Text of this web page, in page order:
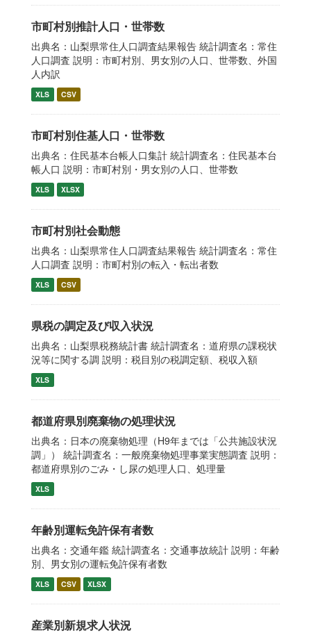
市町村別推計人口・世帯数
出典名：山梨県常住人口調査結果報告 統計調査名：常住
人口調査 説明：市町村別、男女別の人口、世帯数、外国
人内訳
XLS CSV
市町村別住基人口・世帯数
出典名：住民基本台帳人口集計 統計調査名：住民基本台
帳人口 説明：市町村別・男女別の人口、世帯数
XLS XLSX
市町村別社会動態
出典名：山梨県常住人口調査結果報告 統計調査名：常住
人口調査 説明：市町村別の転入・転出者数
XLS CSV
県税の調定及び収入状況
出典名：山梨県税務統計書 統計調査名：道府県の課税状
況等に関する調 説明：税目別の税調定額、税収入額
XLS
都道府県別廃棄物の処理状況
出典名：日本の廃棄物処理（H9年までは「公共施設状況
調」） 統計調査名：一般廃棄物処理事業実態調査 説明：
都道府県別のごみ・し尿の処理人口、処理量
XLS
年齢別運転免許保有者数
出典名：交通年鑑 統計調査名：交通事故統計 説明：年齢
別、男女別の運転免許保有者数
XLS CSV XLSX
産業別新規求人状況